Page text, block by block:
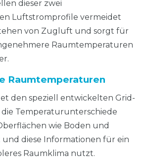
dieser zwei
Luftstromprofile vermeidet
von Zugluft und sorgt für
Raumtemperaturen
Raumtemperaturen
den speziell entwickelten Grid-
die Temperaturunterschiede
wie Boden und
diese Informationen für ein
Raumklima nutzt.